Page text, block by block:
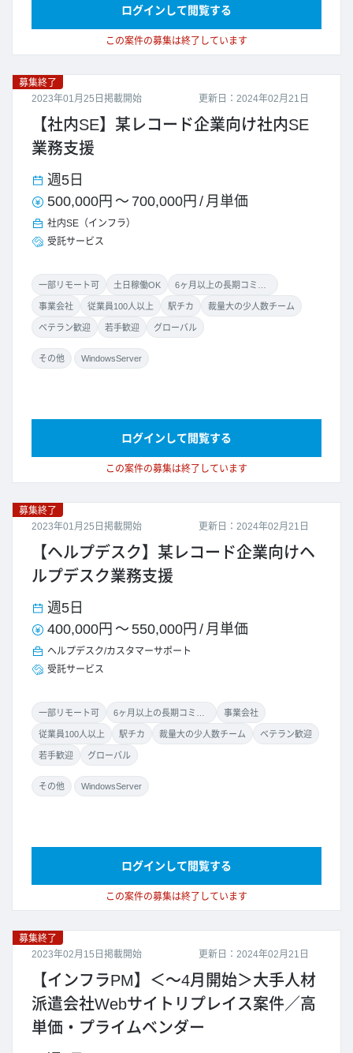
この案件の募集は終了しています
ログインして閲覧する
更新日：2024年02月21日
募集終了
2023年01月25日掲載開始
【社内SE】某レコード企業向け社内SE
業務支援
週5日
500,000円 ～ 700,000円 / 月単価
社内SE（インフラ）
受託サービス
一部リモート可 土日稼働OK
事業会社 従業員100人以上 駅チカ 裁量大の少人数チーム
ベテラン歓迎 若手歓迎 グローバル
その他 WindowsServer
この案件の募集は終了しています
ログインして閲覧する
更新日：2024年02月21日
募集終了
2023年01月25日掲載開始
【ヘルプデスク】某レコード企業向けヘ
ルプデスク業務支援
週5日
400,000円 ～ 550,000円 / 月単価
ヘルプデスク/カスタマーサポート
受託サービス
一部リモート可 事業会社
従業員100人以上 駅チカ 裁量大の少人数チーム ベテラン歓迎
若手歓迎 グローバル
その他 WindowsServer
この案件の募集は終了しています
ログインして閲覧する
更新日：2024年02月21日
募集終了
2023年02月15日掲載開始
【インフラPM】＜～4月開始＞大手人材
派遣会社Webサイトリプレイス案件／高
単価・プライムベンダー